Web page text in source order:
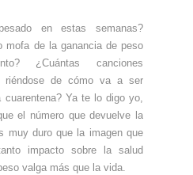
en estas semanas?
mofa de la ganancia de peso
¿Cuántas canciones
riéndose de cómo va a ser
Ya te lo digo yo,
el número que devuelve la
muy duro que la imagen que
impacto sobre la salud
valga más que la vida.